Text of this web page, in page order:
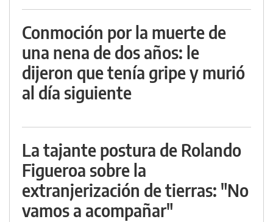
Conmoción por la muerte de
una nena de dos años: le
dijeron que tenía gripe y murió
al día siguiente
La tajante postura de Rolando
Figueroa sobre la
extranjerización de tierras: "No
vamos a acompañar"